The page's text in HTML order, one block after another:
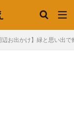
辺お出かけ】緑と思い